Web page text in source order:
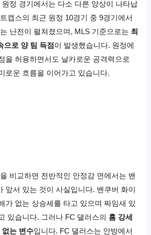
원정 경기에서는 다소 다른 양상이 나타납
캡스의 최근 원정 10경기 중 9경기에서
난전이 펼쳐졌으며, MLS 기준으로는 최
으로 양 팀 득점 이 발생했습니다. 원정에
을 허용하면서도 날카로운 공격력으로
로운 흐름을 이어가고 있습니다.
비교하면 전반적인 안정감 면에서는 밴
앞서 있는 것이 사실입니다. 밴쿠버 화이
가 없는 상승세를 타고 있으며 짜임새 있
있습니다. 그러나 FC 댈러스의 홈 강세
없는 변수입니다. FC 댈러스는 안방에서